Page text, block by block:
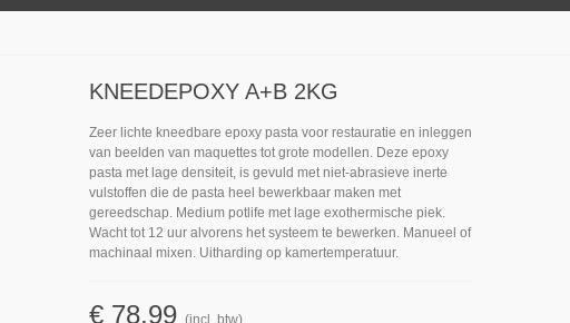
KNEEDEPOXY A+B 2KG
Zeer lichte kneedbare epoxy pasta voor restauratie en inleggen
van beelden van maquettes tot grote modellen. Deze epoxy
pasta met lage densiteit, is gevuld met niet-abrasieve inerte
vulstoffen die de pasta heel bewerkbaar maken met
gereedschap. Medium potlife met lage exothermische piek.
Wacht tot 12 uur alvorens het systeem te bewerken. Manueel of
machinaal mixen. Uitharding op kamertemperatuur.
€ 78,99 (incl. btw)